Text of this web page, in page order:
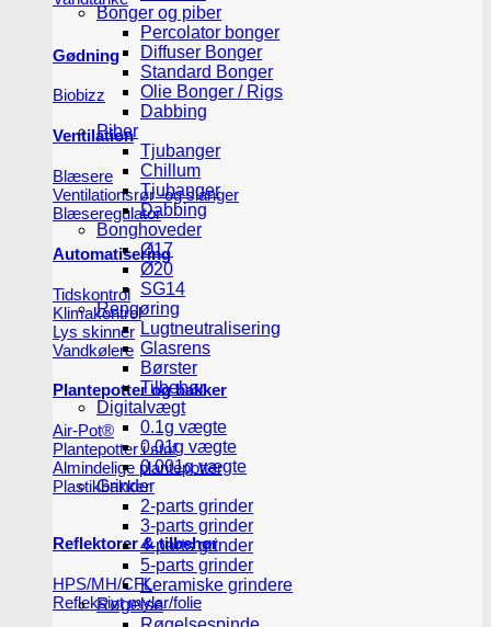
Gødning
Biobizz
Ventilation
Blæsere
Ventilationsrør -og slanger
Blæseregulator
Automatisering
Tidskontrol
Klimakontrol
Lys skinner
Vandkølere
Plantepotter og bakker
Air-Pot®
Plantepotter i stof
Almindelige plantepotter
Plastikbakker
Reflektorer & tilbehør
HPS/MH/CFL
Refleksivt mylar/folie
Bonger og piber
Percolator bonger
Diffuser Bonger
Standard Bonger
Olie Bonger / Rigs
Dabbing
Piber
Tjubanger
Chillum
Tjubanger
Dabbing
Bonghoveder
Ø17
Ø20
SG14
Rengøring
Lugtneutralisering
Glasrens
Børster
Tilbehør
Digitalvægt
0.1g vægte
0.01g vægte
0.001g vægte
Grinder
2-parts grinder
3-parts grinder
4-parts grinder
5-parts grinder
Keramiske grindere
Røgelse